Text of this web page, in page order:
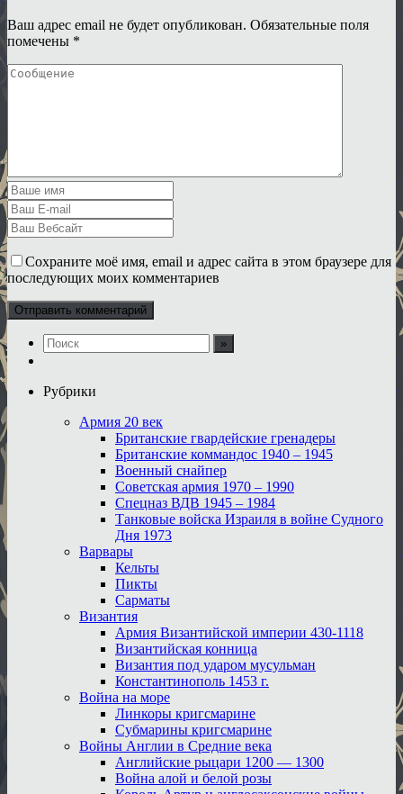
Ваш адрес email не будет опубликован. Обязательные поля
помечены *
Сохраните моё имя, email и адрес сайта в этом браузере для
последующих моих комментариев
Рубрики
Армия 20 век
Британские гвардейские гренадеры
Британские коммандос 1940 – 1945
Военный снайпер
Советская армия 1970 – 1990
Спецназ ВДВ 1945 – 1984
Танковые войска Израиля в войне Судного
Дня 1973
Варвары
Кельты
Пикты
Сарматы
Византия
Армия Византийской империи 430-1118
Византийская конница
Византия под ударом мусульман
Константинополь 1453 г.
Война на море
Линкоры кригсмарине
Субмарины кригсмарине
Войны Англии в Средние века
Английские рыцари 1200 — 1300
Война алой и белой розы